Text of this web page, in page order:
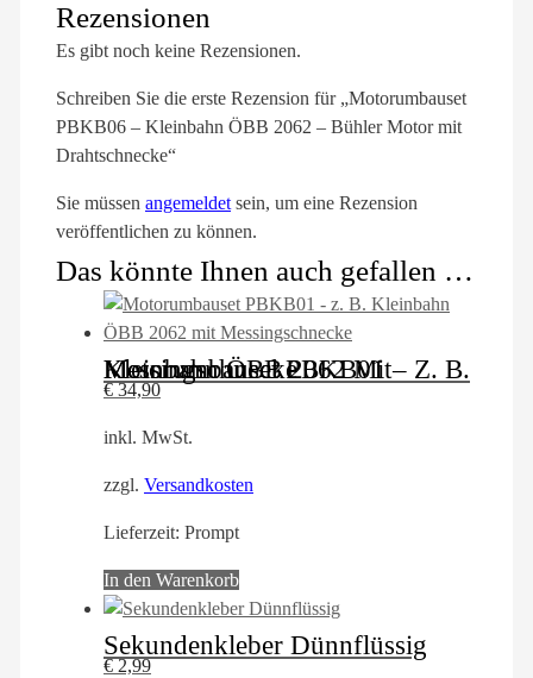
Rezensionen
Es gibt noch keine Rezensionen.
Schreiben Sie die erste Rezension für „Motorumbauset
PBKB06 – Kleinbahn ÖBB 2062 – Bühler Motor mit
Drahtschnecke“
Sie müssen angemeldetsein, um eine Rezension
veröffentlichen zu können.
Das könnte Ihnen auch gefallen …
Motorumbauset PBKB01 – Z. B. Kleinbahn ÖBB 2062 Mit Messingschnecke
€34,90
inkl. MwSt.
zzgl. Versandkosten
Lieferzeit: Prompt
In den Warenkorb
Sekundenkleber Dünnflüssig
€2,99